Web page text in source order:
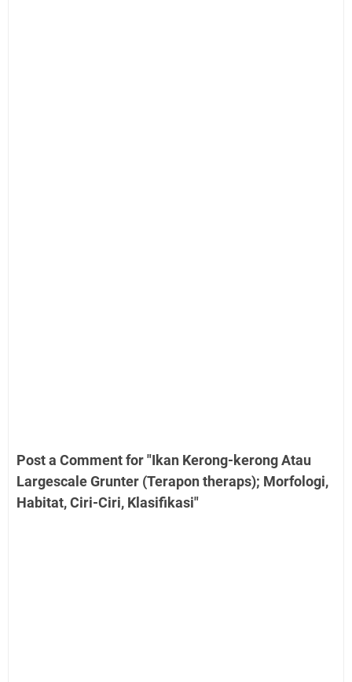
Post a Comment for "Ikan Kerong-kerong Atau
Largescale Grunter (Terapon theraps); Morfologi,
Habitat, Ciri-Ciri, Klasifikasi"